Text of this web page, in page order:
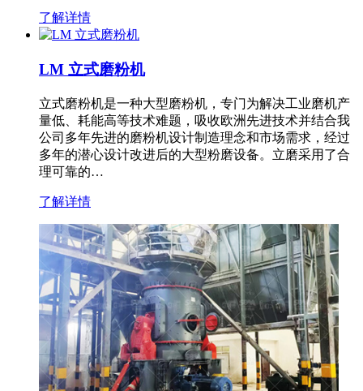
了解详情
LM 立式磨粉机
立式磨粉机是一种大型磨粉机，专门为解决工业磨机产
量低、耗能高等技术难题，吸收欧洲先进技术并结合我
公司多年先进的磨粉机设计制造理念和市场需求，经过
多年的潜心设计改进后的大型粉磨设备。立磨采用了合
理可靠的…
了解详情